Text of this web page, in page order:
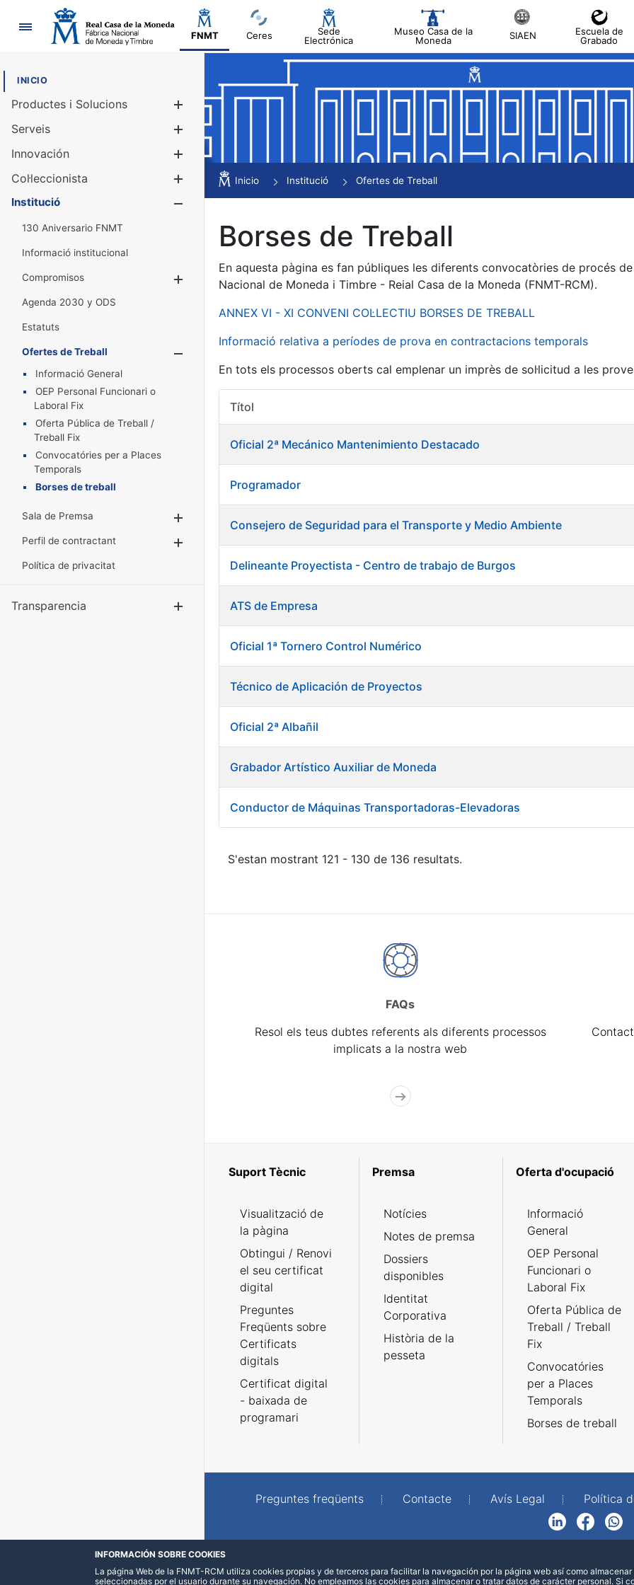
Navegació
FNMT Ceres
Sede
Electrónica
Museo Casa de la
Moneda
SIAEN
Escuela de
Grabado
INICIO
Productes i Solucions
Mostra/Amaga
Serveis
Innovación
Col·leccionista
Mostra/Amaga
Institució
130 Aniversario FNMT
Informació institucional
Compromisos
Mostra/Amaga
Agenda 2030 y ODS
Estatuts
Ofertes de Treball
Informació General
OEP Personal Funcionari o
Laboral Fix
Oferta Pública de Treball /
Treball Fix
Convocatóries per a Places
Temporals
Borses de treball
Sala de Premsa
Perfil de contractant
Política de privacitat
Transparencia Mostra/Amaga
Inicio Institució Ofertes de Treball
Borses de Treball
En aquesta pàgina es fan públiques les diferents convocatòries de procés
Nacional de Moneda i Timbre - Reial Casa de la Moneda (FNMT-RCM).
ANNEX VI - XI CONVENI COL·LECTIU BORSES DE TREBALL
Informació relativa a períodes de prova en contractacions temporals
En tots els processos oberts cal emplenar un imprès de sol·licitud a les
Títol
Oficial 2ª Mecánico Mantenimiento Destacado
Programador
Consejero de Seguridad para el Transporte y Medio Ambiente
Delineante Proyectista - Centro de trabajo de Burgos
ATS de Empresa
Oficial 1ª Tornero Control Numérico
Técnico de Aplicación de Proyectos
Oficial 2ª Albañil
Grabador Artístico Auxiliar de Moneda
Conductor de Máquinas Transportadoras-Elevadoras
S'estan mostrant 121 - 130 de 136 resultats.
FAQs
Resol els teus dubtes referents als diferents processos
implicats a la nostra web
Suport Tècnic
Visualització de
la pàgina
Obtingui / Renovi
el seu certificat
digital
Preguntes
Freqüents sobre
Certificats
digitals
Certificat digital
- baixada de
programari
Premsa
Notícies
Notes de premsa
Dossiers
disponibles
Identitat
Corporativa
Història de la
pesseta
Oferta d'ocupació
Informació
General
OEP Personal
Funcionari o
Laboral Fix
Oferta Pública de
Treball / Treball
Fix
Convocatóries
per a Places
Temporals
Borses de treball
Preguntes freqüents Contacte Avís Legal Política
FacebookWhatsApp
INFORMACIÓN SOBRE COOKIES
La página Web de la FNMT-RCM utiliza cookies propias y de terceros para facilitar la navegación por la página web así como
seleccionadas por el usuario durante su navegación. No empleamos las cookies para almacenar o tratar datos de carácter personal. Si